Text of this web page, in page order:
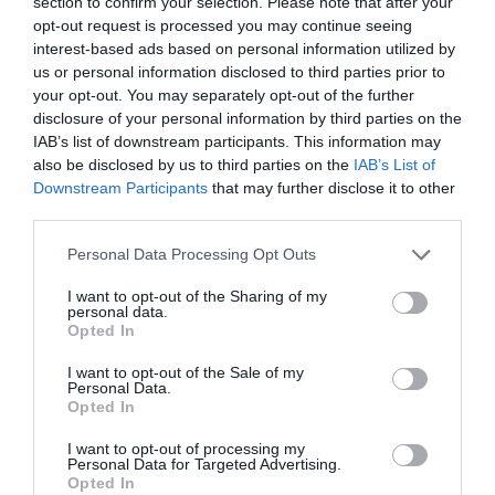
opt-out request is processed you may continue seeing
interest-based ads based on personal information utilized by
us or personal information disclosed to third parties prior to
your opt-out. You may separately opt-out of the further
disclosure of your personal information by third parties on the
IAB’s list of downstream participants. This information may
also be disclosed by us to third parties on the IAB’s List of
Downstream Participants that may further disclose it to other
Please note that this website/app uses one or more Google
not limited to your visit or usage behaviour. You may click to
grant or deny consent to Google and its third-party tags to
use your data for below specified purposes in below Google
consent section.
Personal Data Processing Opt Outs
I want to opt-out of the Sharing of my
personal data.
Opted In
I want to opt-out of the Sale of my
Personal Data.
Opted In
I want to opt-out of processing my
Personal Data for Targeted Advertising.
Opted In
μετοχικοί τίτλοι κατέληξαν σε δύο ίσα μερίδια προς τους
διαδόχους του. Ο μεν Ανδρέας Εμπειρίκος τους
μεταβίβασε στη συνέχεια στα δικά του παιδιά Μαρή και
Κορνηλία. Μετά και τον θάνατο της τελευταίας οι
μετοχικοί τίτλοι που αποτυπώνουν την κυριότητα του
50% της Κτήμα Πεταλιοί περιήλθαν το 1986
50% ανήκε στον θείο του Περικλή Εμπειρίκο, που το 1976
Παπαληού, ο οποίος έκτοτε έγινε συνιδιοκτήτης της
εταιρείας.
Η οικογένεια Παπαληού, όμως, προκειμένου να
υποστηρίξει τις επιχειρηματικές της δραστηριότητες
είχε πάρει δάνειο από τη First National Bank of Chicago, με
ενέχυρο τους μετοχικούς τίτλους της Κτήμα